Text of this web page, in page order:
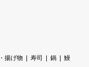
揚げ物 寿司 鍋
鰻